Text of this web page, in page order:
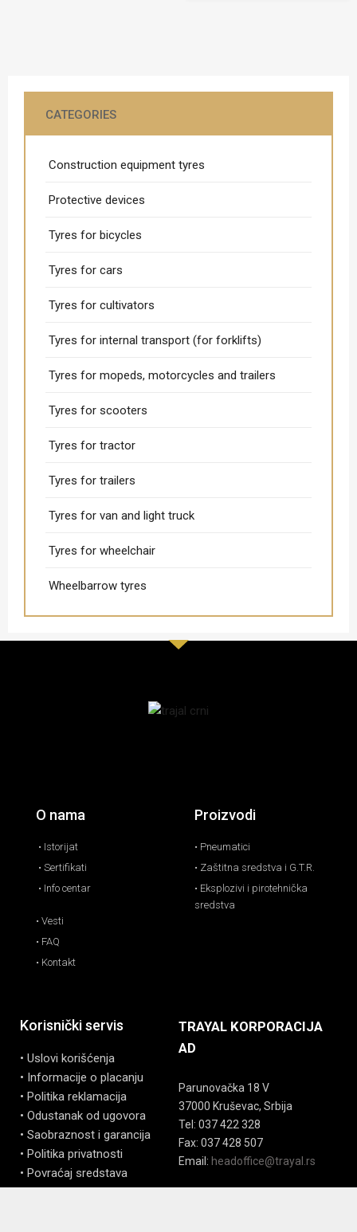
CATEGORIES
Construction equipment tyres
Protective devices
Tyres for bicycles
Tyres for cars
Tyres for cultivators
Tyres for internal transport (for forklifts)
Tyres for mopeds, motorcycles and trailers
Tyres for scooters
Tyres for tractor
Tyres for trailers
Tyres for van and light truck
Tyres for wheelchair
Wheelbarrow tyres
O nama
• Istorijat
• Sertifikati
• Info centar
• Vesti
• FAQ
• Kontakt
Proizvodi
• Pneumatici
• Zaštitna sredstva i G.T.R.
• Eksplozivi i pirotehnička
sredstva
Korisnički servis
• Uslovi korišćenja
• Informacije o placanju
• Politika reklamacija
• Odustanak od ugovora
• Saobraznost i garancija
• Politika privatnosti
• Povraćaj sredstava
TRAYAL KORPORACIJA
AD
Parunovačka 18 V
37000 Kruševac, Srbija
Tel: 037 422 328
Fax: 037 428 507
Email: headoffice@trayal.rs